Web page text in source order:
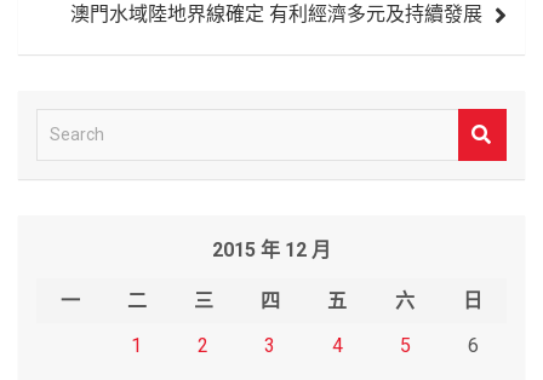
澳門水域陸地界線確定 有利經濟多元及持續發展
e
2015 年 12 月
一 二 三 四 五 六
日
1
2 3 4 5
6